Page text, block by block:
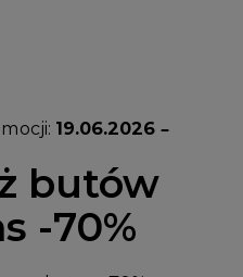
19.06.2026 –
butów
-70%